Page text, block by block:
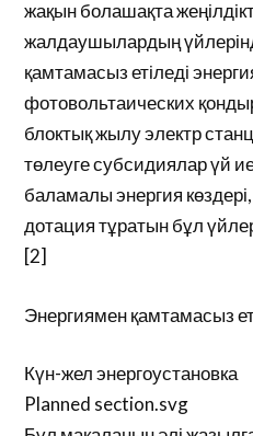
жақын болашақта
жалдаушылардың
қамтамасыз етіледі
фотовольтаических
блоктық жылу электр
төлеуге субсидиялар үй
баламалы энергия
дотация тұратын бұл
[2]
Энергиямен қамтамасыз
Күн-жел энергоустановка
Planned section.svg